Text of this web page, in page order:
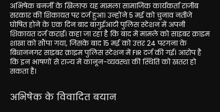
अभिषेक बनर्जी के खिलाफ यह मामला सामाजिक कार्यकर्ता राजीब
सरकार की शिकायत पर दर्ज हुआ। उन्होंने 5 मई को चुनाव नतीजे
घोषित होने के एक दिन बाद बागुईआटी पुलिस स्टेशन में अपनी
शिकायत दर्ज कराई। कहा जा रहा है कि बाद में मामले को साइबर क्राइम
शाखा को सौंपा गया, जिसके बाद 15 मई को उत्तर 24 परगना के
बिधाननगर साइबर क्राइम पुलिस स्टेशन में FIR दर्ज की गई। आरोप है
कि इन भाषणों से राज्य में कानून-व्यवस्था की स्थिति को खतरा हो
सकता है।
अभिषेक के विवादित बयान